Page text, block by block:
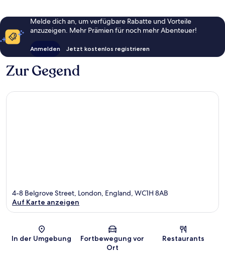
Melde dich an, um verfügbare Rabatte und Vorteile
anzuzeigen. Mehr Prämien für noch mehr Abenteuer!
Anmelden Jetzt kostenlos registrieren
Zur Gegend
Karte
4-8 Belgrove Street, London, England, WC1H 8AB
Auf Karte anzeigen
In der Umgebung
Fortbewegung vor
Ort
Restaurants